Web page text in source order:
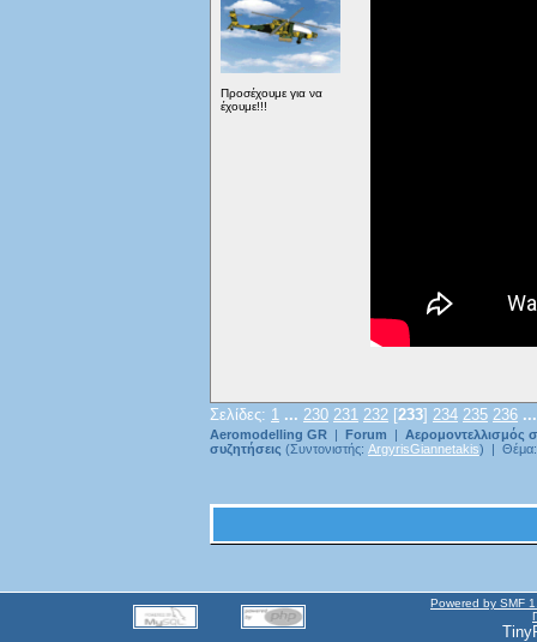
Προσέχουμε για να
έχουμε!!!
Σελίδες: 1 ... 230 231 232 [233] 234 235 236
Aeromodelling GR | Forum | Αερομοντελλισμός
συζητήσεις (Συντονιστής: ArgyrisGiannetakis) |
Powered by SMF